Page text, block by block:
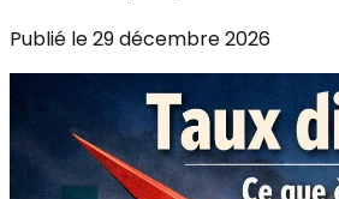
Publié le 29 décembre 2026